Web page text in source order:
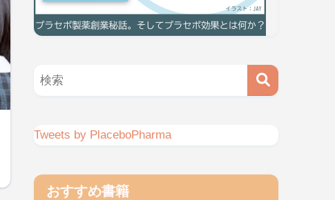
Tweets by PlaceboPharma
おすすめ書籍